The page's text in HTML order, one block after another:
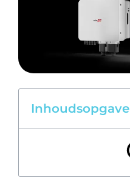
Inhoudsopgave